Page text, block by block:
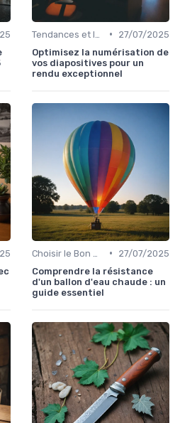
•
27/07/2025
Optimisez la numérisation de
vos diapositives pour un
rendu exceptionnel
•
27/07/2025
Comprendre la résistance
d'un ballon d'eau chaude : un
guide essentiel